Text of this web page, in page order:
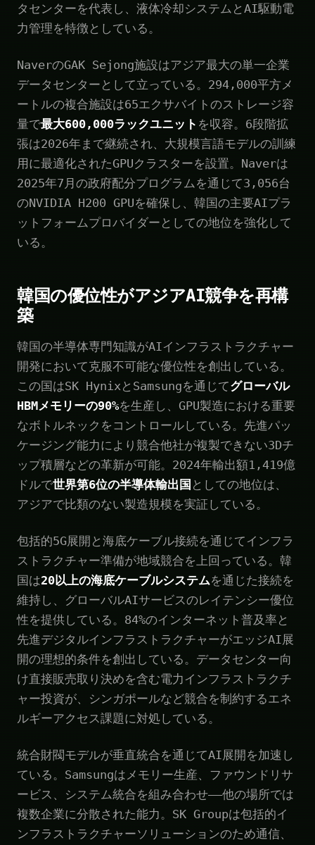
タセンターを代表し、液体冷却システムとAI駆動電
力管理を特徴としている。
NaverのGAK Sejong施設はアジア最大の単一企業
データセンターとして立っている。294,000平方メ
ートルの複合施設は65エクサバイトのストレージ容
量で最大600,000ラックユニット を収容。6段階拡
張は2026年まで継続され、大規模言語モデルの訓練
用に最適化されたGPUクラスターを設置。Naverは
2025年7月の政府配分プログラムを通じて3,056台
のNVIDIA H200 GPUを確保し、韓国の主要AIプラ
ットフォームプロバイダーとしての地位を強化して
いる。
韓国の優位性がアジアAI競争を再構
築
韓国の半導体専門知識がAIインフラストラクチャー
開発において克服不可能な優位性を創出している。
この国はSK HynixとSamsungを通じてグローバル
HBMメモリーの90%を生産し、GPU製造における重要
なボトルネックをコントロールしている。先進パッ
ケージング能力により競合他社が複製できない3Dチ
ップ積層などの革新が可能。2024年輸出額1,419億
ドルで世界第6位の半導体輸出国 としての地位は、
アジアで比類のない製造規模を実証している。
包括的5G展開と海底ケーブル接続を通じてインフラ
ストラクチャー準備が地域競合を上回っている。韓
国は20以上の海底ケーブルシステムを通じた接続を
維持し、グローバルAIサービスのレイテンシー優位
性を提供している。84%のインターネット普及率と
先進デジタルインフラストラクチャーがエッジAI展
開の理想的条件を創出している。データセンター向
け直接販売取り決めを含む電力インフラストラクチ
ャー投資が、シンガポールなど競合を制約するエネ
ルギーアクセス課題に対処している。
統合財閥モデルが垂直統合を通じてAI展開を加速し
ている。Samsungはメモリー生産、ファウンドリサ
ービス、システム統合を組み合わせ——他の場所では
複数企業に分散された能力。SK Groupは包括的イ
ンフラストラクチャーソリューションのため通信、